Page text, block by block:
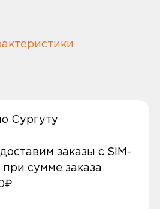
Сургуту
заказы с SIM-
сумме заказа